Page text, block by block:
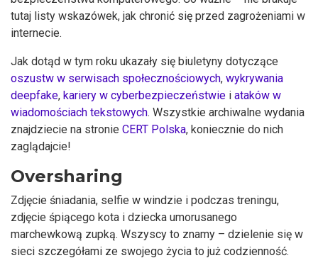
tutaj listy wskazówek, jak chronić się przed zagrożeniami w
internecie.
Jak dotąd w tym roku ukazały się biuletyny dotyczące
oszustw w serwisach społecznościowych, wykrywania
deepfake, kariery w cyberbezpieczeństwie i ataków w
wiadomościach tekstowych. Wszystkie archiwalne wydania
znajdziecie na stronie CERT Polska, koniecznie do nich
zaglądajcie!
Oversharing
Zdjęcie śniadania, selfie w windzie i podczas treningu,
zdjęcie śpiącego kota i dziecka umorusanego
marchewkową zupką. Wszyscy to znamy – dzielenie się w
sieci szczegółami ze swojego życia to już codzienność.